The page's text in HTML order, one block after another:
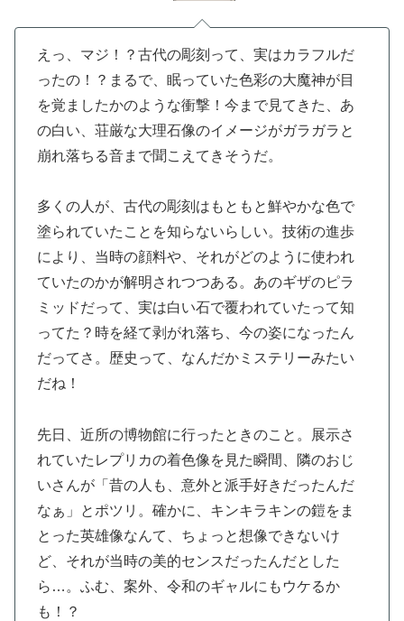
えっ、マジ！？古代の彫刻って、実はカラフルだ
ったの！？まるで、眠っていた色彩の大魔神が目
を覚ましたかのような衝撃！今まで見てきた、あ
の白い、荘厳な大理石像のイメージがガラガラと
崩れ落ちる音まで聞こえてきそうだ。
多くの人が、古代の彫刻はもともと鮮やかな色で
塗られていたことを知らないらしい。技術の進歩
により、当時の顔料や、それがどのように使われ
ていたのかが解明されつつある。あのギザのピラ
ミッドだって、実は白い石で覆われていたって知
ってた？時を経て剥がれ落ち、今の姿になったん
だってさ。歴史って、なんだかミステリーみたい
だね！
先日、近所の博物館に行ったときのこと。展示さ
れていたレプリカの着色像を見た瞬間、隣のおじ
いさんが「昔の人も、意外と派手好きだったんだ
なぁ」とポツリ。確かに、キンキラキンの鎧をま
とった英雄像なんて、ちょっと想像できないけ
ど、それが当時の美的センスだったんだとした
ら…。ふむ、案外、令和のギャルにもウケるか
も！？